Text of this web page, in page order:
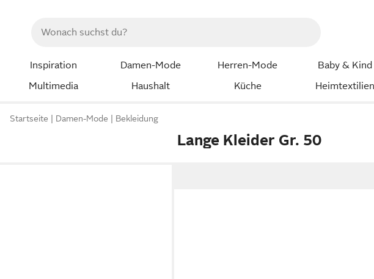
Inspiration Damen-Mode Herren-Mode Baby & Kind
Multimedia
Haushalt Küche Heimtextilien
Startseite Damen-Mode Bekleidung
Lange Kleider Gr. 50